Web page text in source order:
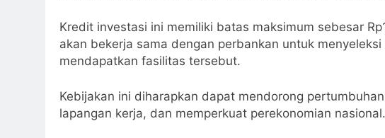
Kredit investasi ini memiliki batas maksimum sebesar
akan bekerja sama dengan perbankan untuk
mendapatkan fasilitas tersebut.
Kebijakan ini diharapkan dapat mendorong
lapangan kerja, dan memperkuat perekonomian